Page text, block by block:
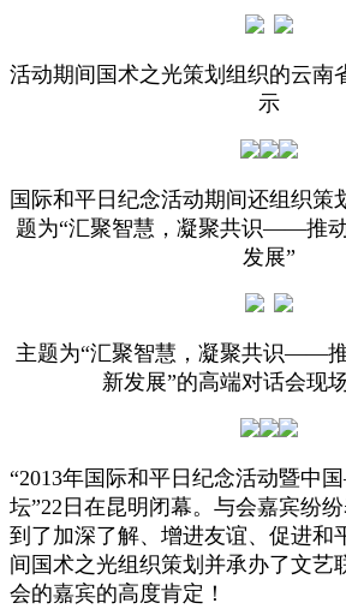
活动期间国术之光策划组织的云南
示
国际和平日纪念活动期间还组织策
题为“汇聚智慧，凝聚共识——推
发展”
主题为“汇聚智慧，凝聚共识——
新发展”的高端对话会现
“2013年国际和平日纪念活动暨中
坛”22日在昆明闭幕。与会嘉宾纷
到了加深了解、增进友谊、促进和
间国术之光组织策划并承办了文艺
会的嘉宾的高度肯定！